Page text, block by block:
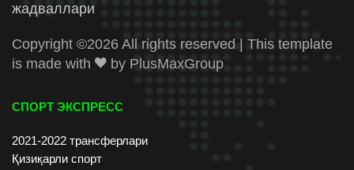
жадваллари
Copyright ©2026 All rights reserved | This template
is made with
by PlusMaxGroup
СПОРТ ЭКСПРЕСС
2021-2022 трансферлари
Қизиқарли спорт